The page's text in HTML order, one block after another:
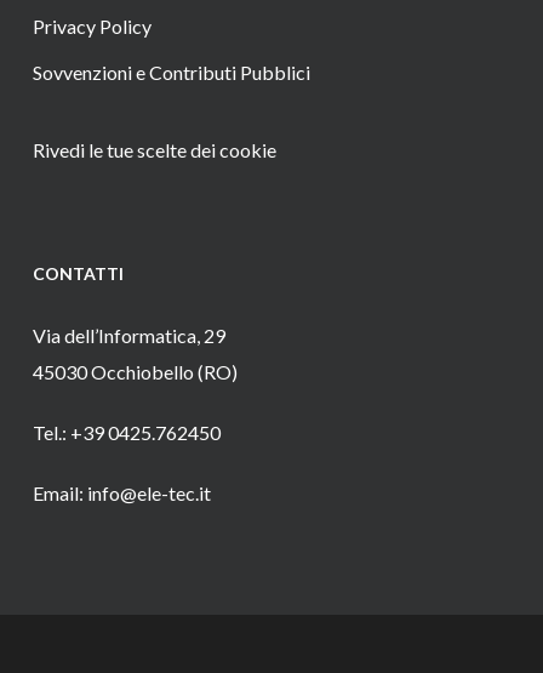
Privacy Policy
Sovvenzioni e Contributi Pubblici
Rivedi le tue scelte dei cookie
CONTATTI
Via dell’Informatica, 29
45030 Occhiobello (RO)
Tel.: +39 0425.762450
Email: info@ele-tec.it